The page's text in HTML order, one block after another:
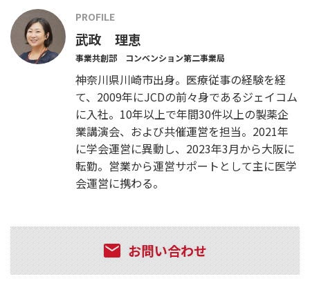
PROFILE
武政 理恵
事業共創部 コンベンション第二事業局
神奈川県川崎市出身。医療従事の経験を経
て、2009年にJCDの前々身であるジェイコム
に入社。10年以上で年間30件以上の製薬企
業講演会、および共催運営を担当。2021年
に学会運営に異動し、2023年3月から大阪に
転勤。営業から運営サポートとして主に医学
会運営に携わる。
お問い合わせ